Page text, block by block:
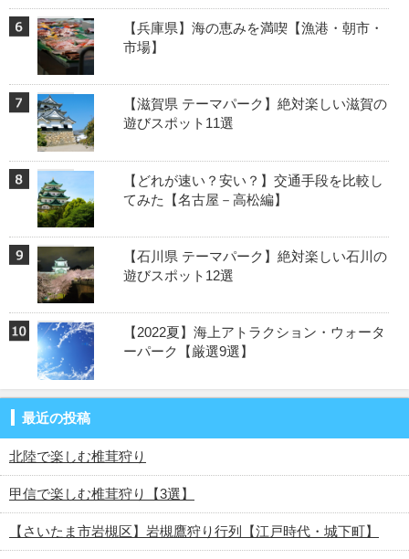
【兵庫県】海の恵みを満喫【漁港・朝市・
市場】
【滋賀県 テーマパーク】絶対楽しい滋賀の
遊びスポット11選
【どれが速い？安い？】交通手段を比較し
てみた【名古屋－高松編】
【石川県 テーマパーク】絶対楽しい石川の
遊びスポット12選
【2022夏】海上アトラクション・ウォータ
ーパーク【厳選9選】
最近の投稿
北陸で楽しむ椎茸狩り
甲信で楽しむ椎茸狩り【3選】
【さいたま市岩槻区】岩槻鷹狩り行列【江戸時代・城下町】